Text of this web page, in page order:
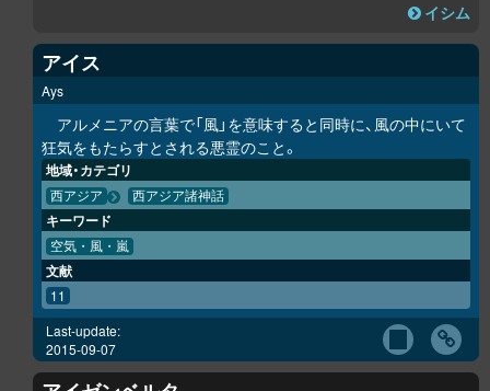
イシム
アイス
Ays
アルメニアの言葉で「風」を意味すると同時に、風の中にいて
狂気をもたらすとされる悪霊のこと。
地域・カテゴリ
西アジア 西アジア諸神話
キーワード
空気・風・嵐
文献
11
Last-update:
2015-09-07